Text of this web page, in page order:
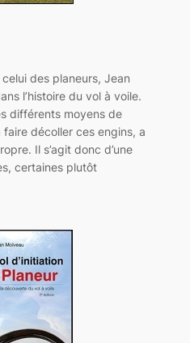
des planeurs, Jean
l’histoire du vol à voile.
différents moyens de
décoller ces engins, a
Il s’agit donc d’une
certaines plutôt